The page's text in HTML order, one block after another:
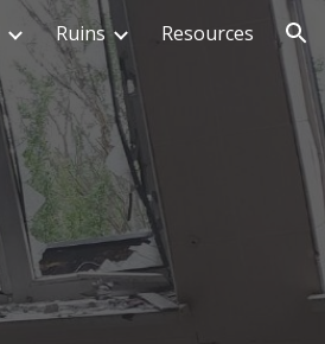
Ruins Resources